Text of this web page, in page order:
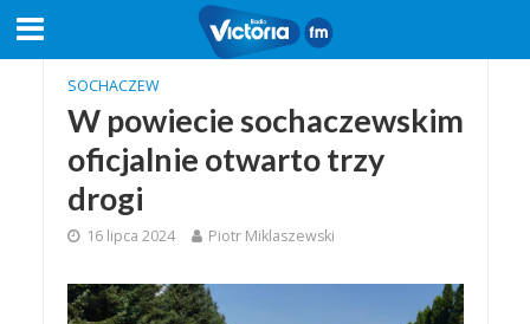
SOCHACZEW
W powiecie sochaczewskim
oficjalnie otwarto trzy
drogi
16 lipca 2024 Piotr Miklaszewski